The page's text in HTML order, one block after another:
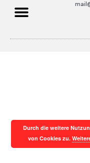
Durch die weitere
von Cookies zu.